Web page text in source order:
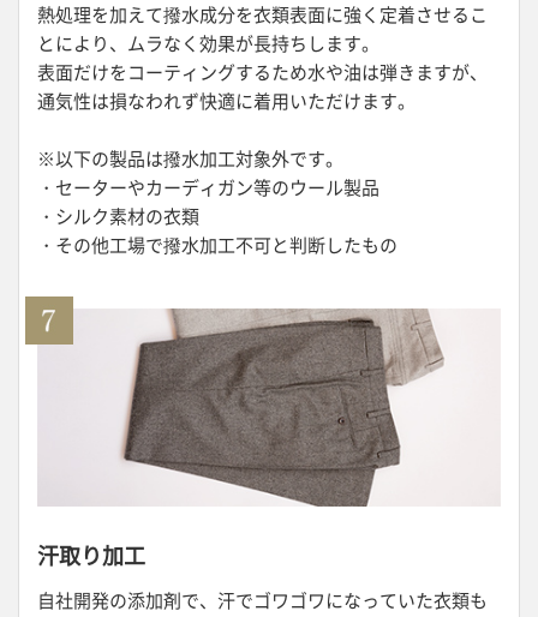
熱処理を加えて撥水成分を衣類表面に強く定着させるこ
とにより、ムラなく効果が長持ちします。
表面だけをコーティングするため水や油は弾きますが、
通気性は損なわれず快適に着用いただけます。
※以下の製品は撥水加工対象外です。
・セーターやカーディガン等のウール製品
・シルク素材の衣類
・その他工場で撥水加工不可と判断したもの
汗取り加工
自社開発の添加剤で、汗でゴワゴワになっていた衣類も